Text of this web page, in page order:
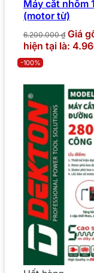
Máy cắt nhôm
(motor từ)
6.200.000₫ Giá
hiện tại là:
-100%